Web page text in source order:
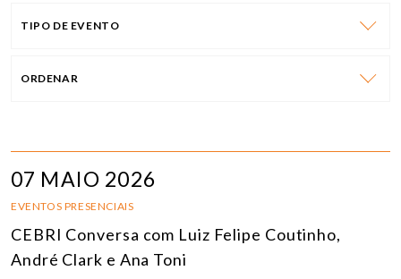
TIPO DE EVENTO
ORDENAR
07 MAIO 2026
EVENTOS PRESENCIAIS
CEBRI Conversa com Luiz Felipe Coutinho,
André Clark e Ana Toni